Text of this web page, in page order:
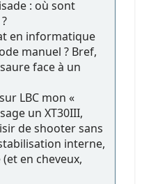
: où sont
en informatique
manuel ? Bref,
face à un
LBC mon «
un XT30III,
de shooter sans
interne,
en cheveux,